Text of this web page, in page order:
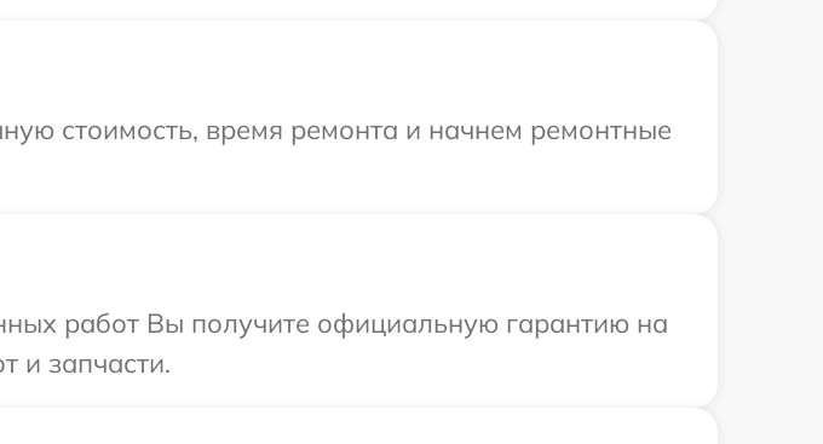
стоимость, время ремонта и начнем ремонтные
работ Вы получите официальную гарантию на
и запчасти.